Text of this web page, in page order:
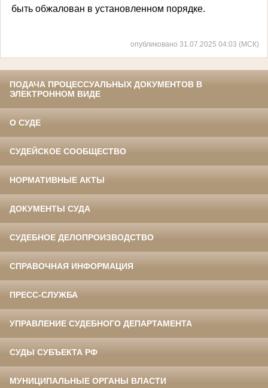
быть обжалован в установленном порядке.
опубликовано 31.07.2025 04:03 (МСК)
ПОДАЧА ПРОЦЕССУАЛЬНЫХ ДОКУМЕНТОВ В
ЭЛЕКТРОННОМ ВИДЕ
О СУДЕ
СУДЕЙСКОЕ СООБЩЕСТВО
НОРМАТИВНЫЕ АКТЫ
ДОКУМЕНТЫ СУДА
СУДЕБНОЕ ДЕЛОПРОИЗВОДСТВО
СПРАВОЧНАЯ ИНФОРМАЦИЯ
ПРЕСС-СЛУЖБА
УПРАВЛЕНИЕ СУДЕБНОГО ДЕПАРТАМЕНТА
СУДЫ СУБЪЕКТА РФ
МУНИЦИПАЛЬНЫЕ ОРГАНЫ ВЛАСТИ